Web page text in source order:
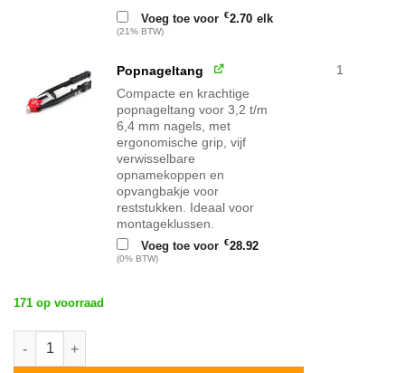
Voeg toe voor €2.70 elk
(21% BTW)
Popnageltang
Compacte en krachtige
popnageltang voor 3,2 t/m
6,4 mm nagels, met
ergonomische grip, vijf
verwisselbare
opnamekoppen en
opvangbakje voor
reststukken. Ideaal voor
montageklussen.
Voeg toe voor €28.92
(0% BTW)
1
171 op voorraad
Solarstell Steeldeck Montagevoet portrait 1 rij 3 zonnepanelen